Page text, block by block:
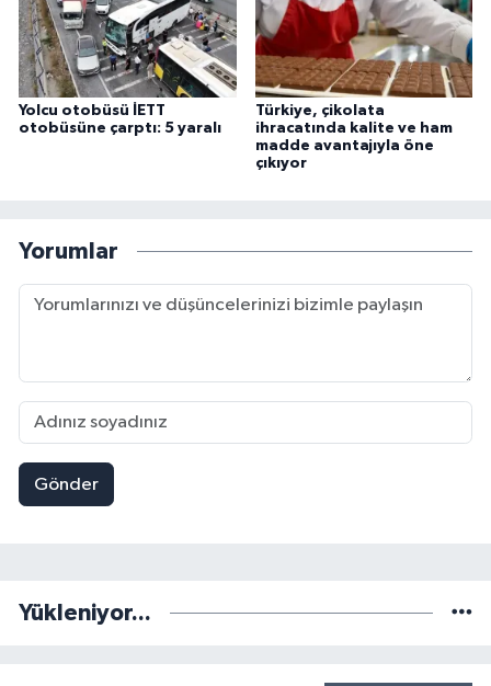
Yolcu otobüsü İETT
otobüsüne çarptı: 5 yaralı
Türkiye, çikolata
ihracatında kalite ve ham
madde avantajıyla öne
çıkıyor
Yorumlar
Gönder
Yükleniyor...